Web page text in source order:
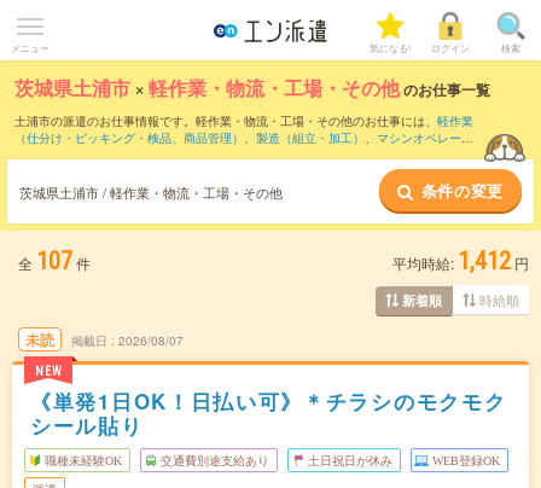
メニュー 気になる! ログイン 検索
茨城県土浦市 ×軽作業・物流・工場・その他のお仕事一覧
土浦市の派遣のお仕事情報です。軽作業・物流・工場・その他のお仕事には、 軽作業
（仕分け・ピッキング・検品、商品管理） 、 製造（組立・加工） 、 マシンオペレータ
茨城県土浦市 / 軽作業・物流・工場・その他 条件の変更
全 107件 平均時給: 1,412 円
新着順 時給順
未読
NEW
掲載日 2026/08/07
《単発1日OK！日払い可》＊チラシのモクモク
シール貼り
職種未経験OK 交通費別途支給あり 土日祝日が休み WEB登録OK